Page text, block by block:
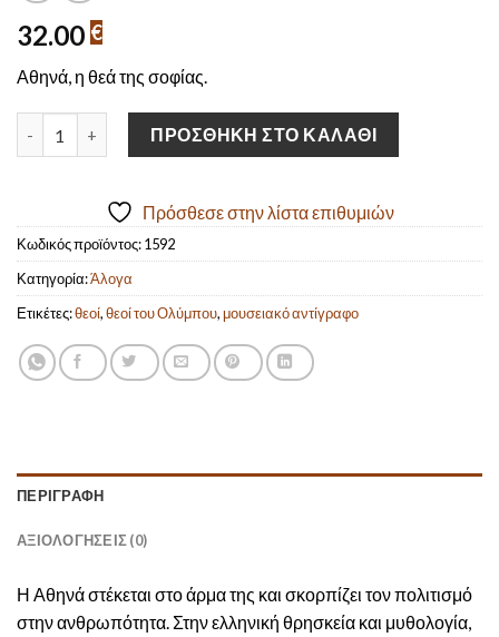
32.00 €
Αθηνά, η θεά της σοφίας.
Η Αθηνά στο άρμα της (χειροποίητο οξειδωμένο μπρούντζινο
ΠΡΟΣΘΉΚΗ ΣΤΟ ΚΑΛΆΘΙ
Πρόσθεσε στην λίστα επιθυμιών
Κωδικός προϊόντος:1592
Κατηγορία:Άλογα
Ετικέτες:θεοί,θεοί του Ολύμπου,μουσειακό αντίγραφο
ΠΕΡΙΓΡΑΦΉ
ΑΞΙΟΛΟΓΉΣΕΙΣ (0)
Η Αθηνά στέκεται στο άρμα της και σκορπίζει τον πολιτισμό
στην ανθρωπότητα. Στην ελληνική θρησκεία και μυθολογία,